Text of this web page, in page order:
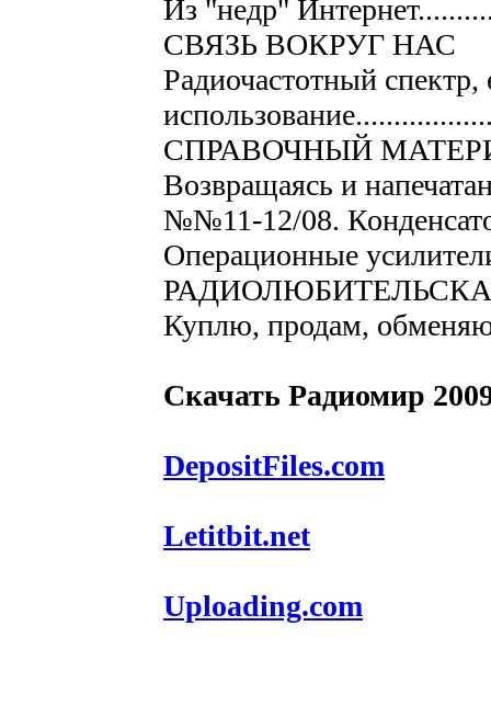
Из "недр"
СВЯЗЬ ВОКРУГ НАС
Радиочастотный спектр,
СПРАВОЧНЫЙ
Возвращаясь и
№№11-12/08.
Операционные
Куплю, продам,
Скачать Радиомир
DepositFiles.com
Letitbit.net
Uploading.com